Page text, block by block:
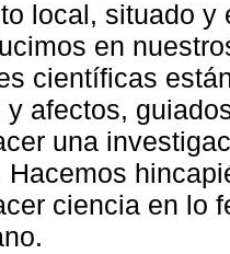
local, situado y
en
científicas
afectos,
una
Hacemos
ciencia en lo